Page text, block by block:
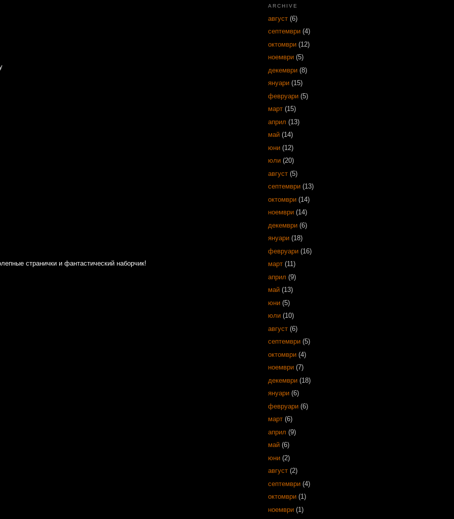
странички и фантастический наборчик!
ARCHIVE
август(6)
септември(4)
октомври(12)
ноември(5)
декември(8)
януари(15)
февруари(5)
март(15)
април (13)
май(14)
юни(12)
юли(20)
август(5)
септември(13)
октомври(14)
ноември(14)
декември(6)
януари(18)
февруари(16)
март(11)
април (9)
май(13)
юни(5)
юли(10)
август(6)
септември(5)
октомври(4)
ноември(7)
декември(18)
януари(6)
февруари(6)
март(6)
април (9)
май(6)
юни(2)
август(2)
септември(4)
октомври(1)
ноември(1)